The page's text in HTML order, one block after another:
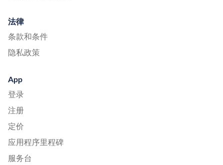
法律
条款和条件
隐私政策
App
登录
注册
定价
应用程序里程碑
服务台